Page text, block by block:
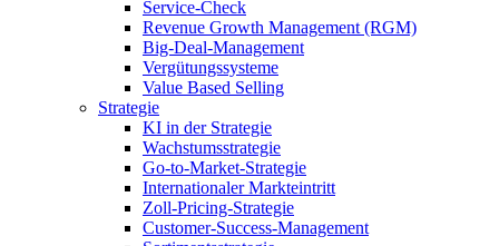
Service-Check
Revenue Growth Management (RGM)
Big-Deal-Management
Vergütungssysteme
Value Based Selling
Strategie
KI in der Strategie
Wachstumsstrategie
Go-to-Market-Strategie
Internationaler Markteintritt
Zoll-Pricing-Strategie
Customer-Success-Management